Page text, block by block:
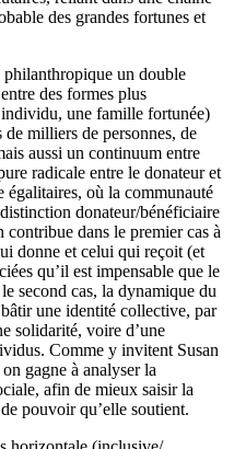
des grandes fortunes et
philanthropique un double
des formes plus
une famille fortunée)
de milliers de personnes, de
aussi un continuum entre
radicale entre le donateur et
égalitaires, où la communauté
donateur/bénéficiaire
dans le premier cas à
donne et celui qui reçoit (et
qu’il est impensable que le
second cas, la dynamique du
une identité collective, par
solidarité, voire d’une
Comme y invitent Susan
gagne à analyser la
afin de mieux saisir la
pouvoir qu’elle soutient.